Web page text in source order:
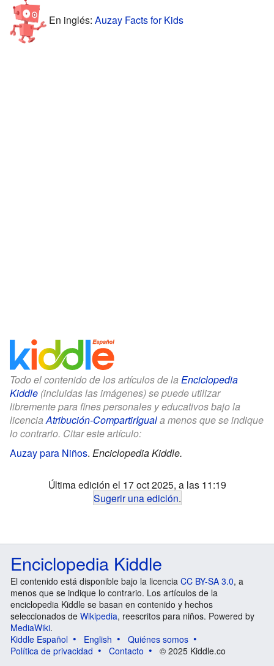
En inglés: Auzay Facts for Kids
Todo el contenido de los artículos de la Enciclopedia
Kiddle (incluidas las imágenes) se puede utilizar
libremente para fines personales y educativos bajo la
licenciaAtribución-CompartirIguala menos que se indique
lo contrario. Citar este artículo:
Auzay para Niños. Enciclopedia Kiddle.
Última edición el 17 oct 2025, a las 11:19
Sugerir una edición.
Enciclopedia Kiddle
El contenido está disponible bajo la licencia CC BY-SA 3.0, a
menos que se indique lo contrario. Los artículos de la
enciclopedia Kiddle se basan en contenido y hechos
seleccionados de Wikipedia, reescritos para niños. Powered by
MediaWiki.
Kiddle Español
English
Quiénes somos
Política de privacidad
Contacto © 2025 Kiddle.co